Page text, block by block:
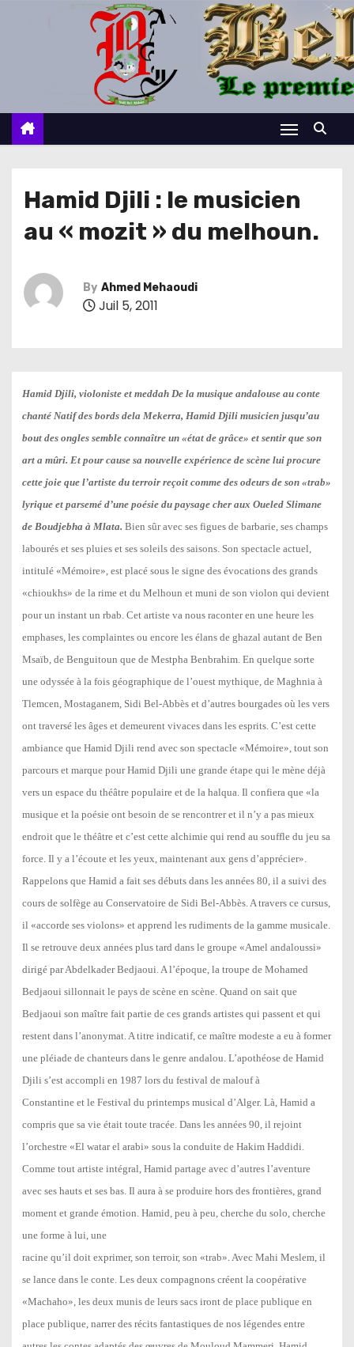
c
Hamid Djili : le musicien
au « mozit » du melhoun.
By Ahmed Mehaoudi
Juil 5, 2011
Hamid Djili, violoniste et meddah De la musique andalouse au conte
chanté Natif des bords dela Mekerra, Hamid Djili musicien jusqu’au
bout des ongles semble connaître un «état de grâce» et sentir que son
art a mûri. Et pour cause sa nouvelle expérience de scène lui procure
cette joie que l’artiste du terroir reçoit comme des odeurs de son «trab»
lyrique et parsemé d’une poésie du paysage cher aux Oueled Slimane
de Boudjebha à Mlata. Bien sûr avec ses figues de barbarie, ses champs
labourés et ses pluies et ses soleils des saisons. Son spectacle actuel,
intitulé «Mémoire», est placé sous le signe des évocations des grands
«chioukhs» de la rime et du Melhoun et muni de son violon qui devient
pour un instant un rbab. Cet artiste va nous raconter en une heure les
emphases, les complaintes ou encore les élans de ghazal autant de Ben
Msaïb, de Benguitoun que de Mestpha Benbrahim. En quelque sorte
une odyssée à la fois géographique de l’ouest mythique, de Maghnia à
Tlemcen, Mostaganem, Sidi Bel-Abbès et d’autres bourgades où les vers
ont traversé les âges et demeurent vivaces dans les esprits. C’est cette
ambiance que Hamid Djili rend avec son spectacle «Mémoire», tout son
parcours et marque pour Hamid Djili une grande étape qui le mène déjà
vers un espace du théâtre populaire et de la halqua. Il confiera que «la
musique et la poésie ont besoin de se rencontrer et il n’y a pas mieux
endroit que le théâtre et c’est cette alchimie qui rend au souffle du jeu sa
force. Il y a l’écoute et les yeux, maintenant aux gens d’apprécier».
Rappelons que Hamid a fait ses débuts dans les années 80, il a suivi des
cours de solfège au Conservatoire de Sidi Bel-Abbès. A travers ce cursus,
il «accorde ses violons» et apprend les rudiments de la gamme musicale.
Il se retrouve deux années plus tard dans le groupe «Amel andaloussi»
dirigé par Abdelkader Bedjaoui. A l’époque, la troupe de Mohamed
Bedjaoui sillonnait le pays de scène en scène. Quand on sait que
Bedjaoui son maître fait partie de ces grands artistes qui passent et qui
restent dans l’anonymat. A titre indicatif, ce maître modeste a eu à former
une pléiade de chanteurs dans le genre andalou. L’apothéose de Hamid
Djili s’est accompli en 1987 lors du festival de malouf à
Constantine et le Festival du printemps musical d’Alger. Là, Hamid a
compris que sa vie était toute tracée. Dans les années 90, il rejoint
l’orchestre «El watar el arabi» sous la conduite de Hakim Haddidi.
Comme tout artiste intégral, Hamid partage avec d’autres l’aventure
avec ses hauts et ses bas. Il aura à se produire hors des frontières, grand
moment et grande émotion. Hamid, peu à peu, cherche du solo, cherche
une forme à lui, une
racine qu’il doit exprimer, son terroir, son «trab». Avec Mahi Meslem, il
se lance dans le conte. Les deux compagnons créent la coopérative
«Machaho», les deux munis de leurs sacs iront de place publique en
place publique, narrer des récits fantastiques de nos légendes entre